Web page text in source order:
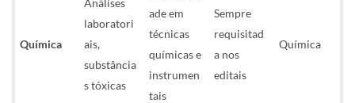
Química
laboratori
ais,
substância
s tóxicas
ade em
técnicas
químicas e
instrumen
tais
Sempre
requisitad
a nos
editais
Química